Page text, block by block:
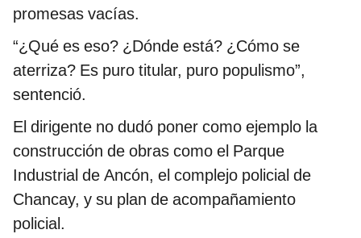
promesas vacías.
“¿Qué es eso? ¿Dónde está? ¿Cómo se
aterriza? Es puro titular, puro populismo”,
sentenció.
El dirigente no dudó poner como ejemplo la
construcción de obras como el Parque
Industrial de Ancón, el complejo policial de
Chancay, y su plan de acompañamiento
policial.